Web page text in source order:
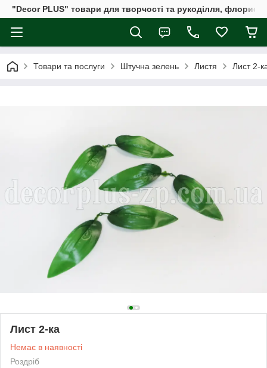
"Decor PLUS" товари для творчості та рукоділля,
Товари та послуги Штучна зелень Листя Лист 2-
Лист 2-ка
Немає в наявності
Роздріб